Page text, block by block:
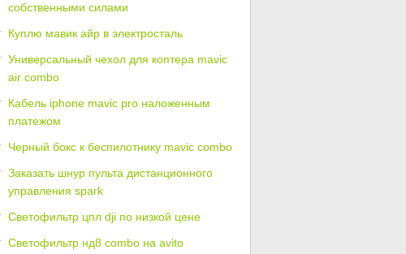
собственными силами
Куплю мавик айр в электросталь
Универсальный чехол для коптера mavic
air combo
Кабель iphone mavic pro наложенным
платежом
Черный бокс к беспилотнику mavic combo
Заказать шнур пульта дистанционного
управления spark
Светофильтр цпл dji по низкой цене
Светофильтр нд8 combo на avito